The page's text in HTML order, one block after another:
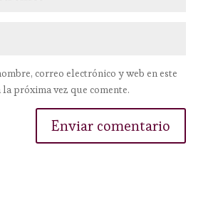
correo electrónico y web en este
próxima vez que comente.